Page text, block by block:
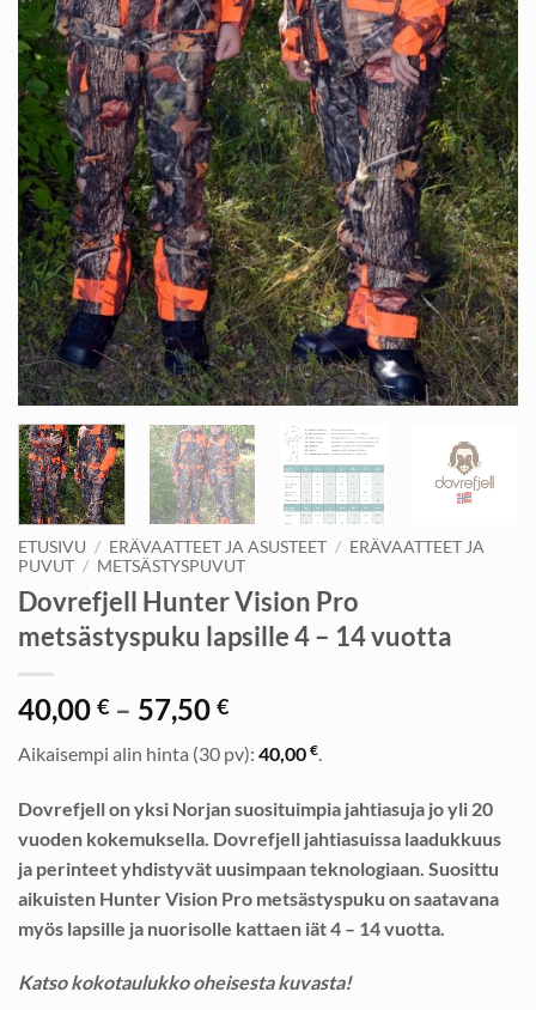
ETUSIVU / ERÄVAATTEET JA ASUSTEET / ERÄVAATTEET JA
PUVUT / METSÄSTYSPUVUT
Dovrefjell Hunter Vision Pro
metsästyspuku lapsille 4 – 14 vuotta
40,00 € – 57,50 €Hintaluokka:
-
Aikaisempi alin hinta (30 pv): 40,00 €
Dovrefjell on yksi Norjan suosituimpia jahtiasuja jo yli 20
vuoden kokemuksella. Dovrefjell jahtiasuissa laadukkuus
ja perinteet yhdistyvät uusimpaan teknologiaan. Suosittu
aikuisten Hunter Vision Pro metsästyspuku on saatavana
myös lapsille ja nuorisolle kattaen iät 4 – 14 vuotta.
Katso kokotaulukko oheisesta kuvasta!